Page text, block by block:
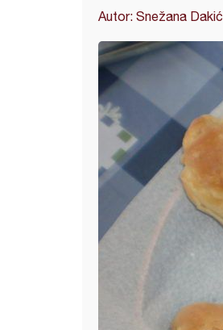
Autor: Snežana Dakić